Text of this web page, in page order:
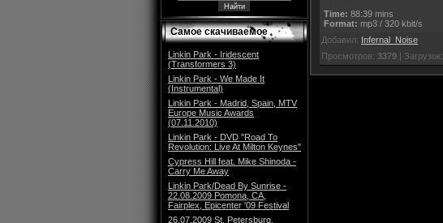
Самое скачиваемое
Linkin Park - Iridescent
(Transformers 3)
Linkin Park - We Made It
(Instrumental)
Linkin Park - Madrid, Spain, MTV
Europe Music Awards
(07.11.2010)
Linkin Park - DVD "Road To
Revolution: Live At Milton Keynes"
Cypress Hill feat. Mike Shinoda -
Carry Me Away
Linkin Park/Dead By Sunrise -
22.08.2009 Pomona, CA,
Fairplex, Epicenter '09 Festival
26.07.2009 St. Petersburg,
Time: 88:39 mins
Format: mp3 / 320 kbit/s
Добавил: Infernal_Noise
Просмотров: 3379 | Загрузок: